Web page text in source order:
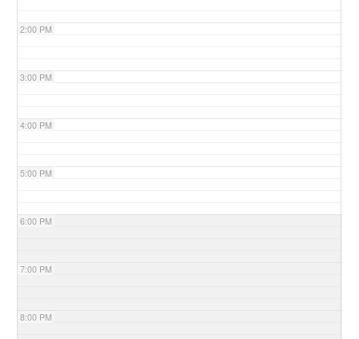
2:00 PM
3:00 PM
4:00 PM
5:00 PM
6:00 PM
7:00 PM
8:00 PM